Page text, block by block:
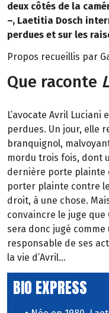
deux côtés de la
–, Laetitia Dosch
perdues et sur les
Propos recueillis par
Que raconte
L’avocate Avril
perdues. Un jour, elle
branquignol,
mordu trois fois, dont
dernière porte plainte
porter plainte contre
droit, à une chose.
convaincre le juge que
sera donc jugé
responsable de ses
la vie d’Avril…
BIO EXPRESS